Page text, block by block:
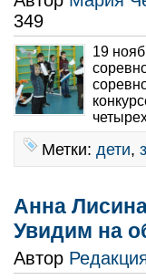
349
19
Метки: дети,
Анна
Увидим на
Автор